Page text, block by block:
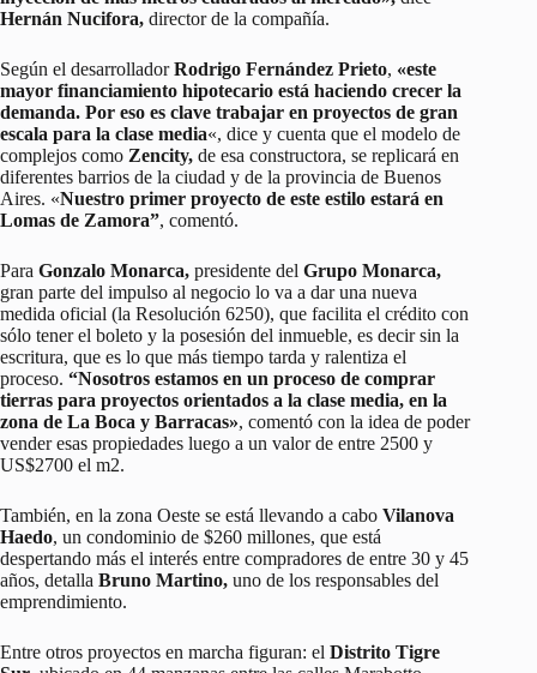
Hernán Nucifora, director de la compañía.
Según el desarrolladorRodrigo Fernández Prieto, «este
mayor financiamiento hipotecario está haciendo crecer la
demanda. Por eso es clave trabajar en proyectos de gran
escala para la clase media«, dice y cuenta que el modelo de
complejos como Zencity, de esa constructora, se replicará en
diferentes barrios de la ciudad y de la provincia de Buenos
Aires. «Nuestro primer proyecto de este estilo estará en
Lomas de Zamora”, comentó.
Para Gonzalo Monarca, presidente del Grupo Monarca,
gran parte del impulso al negocio lo va a dar una nueva
medida oficial (la Resolución 6250), que facilita el crédito con
sólo tener el boleto y la posesión del inmueble, es decir sin la
escritura, que es lo que más tiempo tarda y ralentiza el
proceso. “Nosotros estamos en un proceso de comprar
tierras para proyectos orientados a la clase media, en la
zona de La Boca y Barracas», comentó con la idea de poder
vender esas propiedades luego a un valor de entre 2500 y
US$2700 el m2.
También, en la zona Oeste se está llevando a cabo Vilanova
Haedo, un condominio de $260 millones, que está
despertando más el interés entre compradores de entre 30 y 45
años, detalla Bruno Martino, uno de los responsables del
emprendimiento.
Entre otros proyectos en marcha figuran: el Distrito Tigre